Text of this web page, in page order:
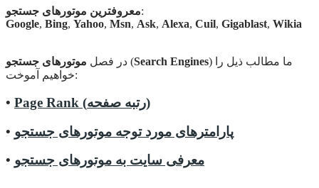
معروفترین موتورهای جستجو:
Google, Bing, Yahoo, Msn, Ask, Alexa, Cuil, Gigablast, Wikia
در فصل موتورهای جستجو (Search Engines) ما مطالب ذیل را
خواهیم آموخت:
•
Page Rank (رتبه صفحه)
• پارامترهای مورد توجه موتورهای جستجو
• معرفی سایت به موتورهای جستجو